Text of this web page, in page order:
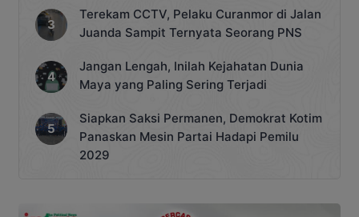
Terekam CCTV, Pelaku Curanmor di Jalan
Juanda Sampit Ternyata Seorang PNS
Jangan Lengah, Inilah Kejahatan Dunia
Maya yang Paling Sering Terjadi
Siapkan Saksi Permanen, Demokrat Kotim
Panaskan Mesin Partai Hadapi Pemilu
2029